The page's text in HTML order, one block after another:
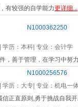
有较强的自学能力更详细...
N1000362250
| 学历：本科| 专业： 会计学
，善于管理，在学习中努
N1000256576
| 学历：大专| 专业： 机电一
正直原则,勇于挑战自我